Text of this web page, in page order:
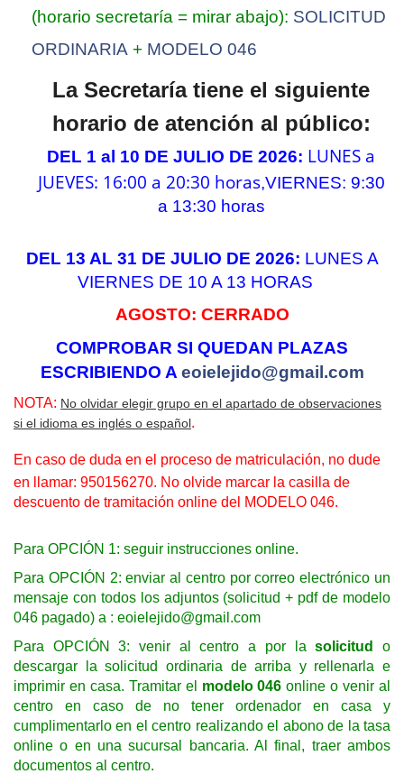
(horario secretaría = mirar abajo): SOLICITUD
ORDINARIA + MODELO 046
La Secretaría tiene el siguiente
horario de atención al público:
DEL 1 al 10 DE JULIO DE 2026: LUNES a
JUEVES: 16:00 a 20:30 horas,VIERNES: 9:30
a 13:30 horas
DEL 13 AL 31 DE JULIO DE 2026: LUNES A
VIERNES DE 10 A 13 HORAS
AGOSTO: CERRADO
COMPROBAR SI QUEDAN PLAZAS
ESCRIBIENDO A eoielejido@gmail.com
NOTA: No olvidar elegir grupo en el apartado de observaciones
si el idioma es inglés o español.
En caso de duda en el proceso de matriculación, no dude
en llamar: 950156270. No olvide marcar la casilla de
descuento de tramitación online del MODELO 046.
Para OPCIÓN 1: seguir instrucciones online.
Para OPCIÓN 2: enviar al centro por correo electrónico un
mensaje con todos los adjuntos (solicitud + pdf de modelo
046 pagado) a : eoielejido@gmail.com
Para OPCIÓN 3: venir al centro a por lasolicitud
o
descargar la solicitud ordinaria de arriba y rellenarla e
imprimir en casa. Tramitar el modelo 046 online o venir al
centro en caso de no tener ordenador en casa y
cumplimentarlo en el centro realizando el abono de la tasa
online o en una sucursal bancaria. Al final, traer ambos
documentos al centro.